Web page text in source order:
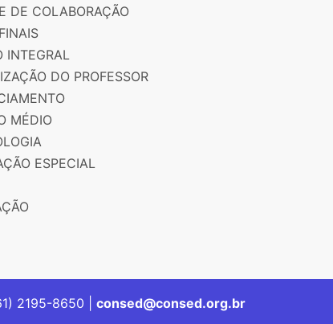
DE COLABORAÇÃO
INTEGRAL
DO PROFESSOR
MÉDIO
ESPECIAL
2195-8650 | consed@consed.org.br